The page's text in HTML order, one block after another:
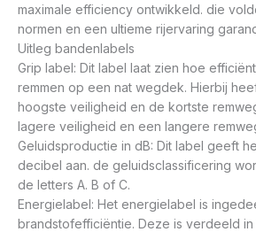
maximale efficiency ontwikkeld. die
normen en een ultieme rijervaring
Uitleg bandenlabels
Grip label: Dit label laat zien hoe
remmen op een nat wegdek. Hierbij
hoogste veiligheid en de kortste
lagere veiligheid en een langere
Geluidsproductie in dB: Dit label geeft
decibel aan. de geluidsclassificering
de letters A. B of C.
Energielabel: Het energielabel is
brandstofefficiëntie. Deze is verdeeld in